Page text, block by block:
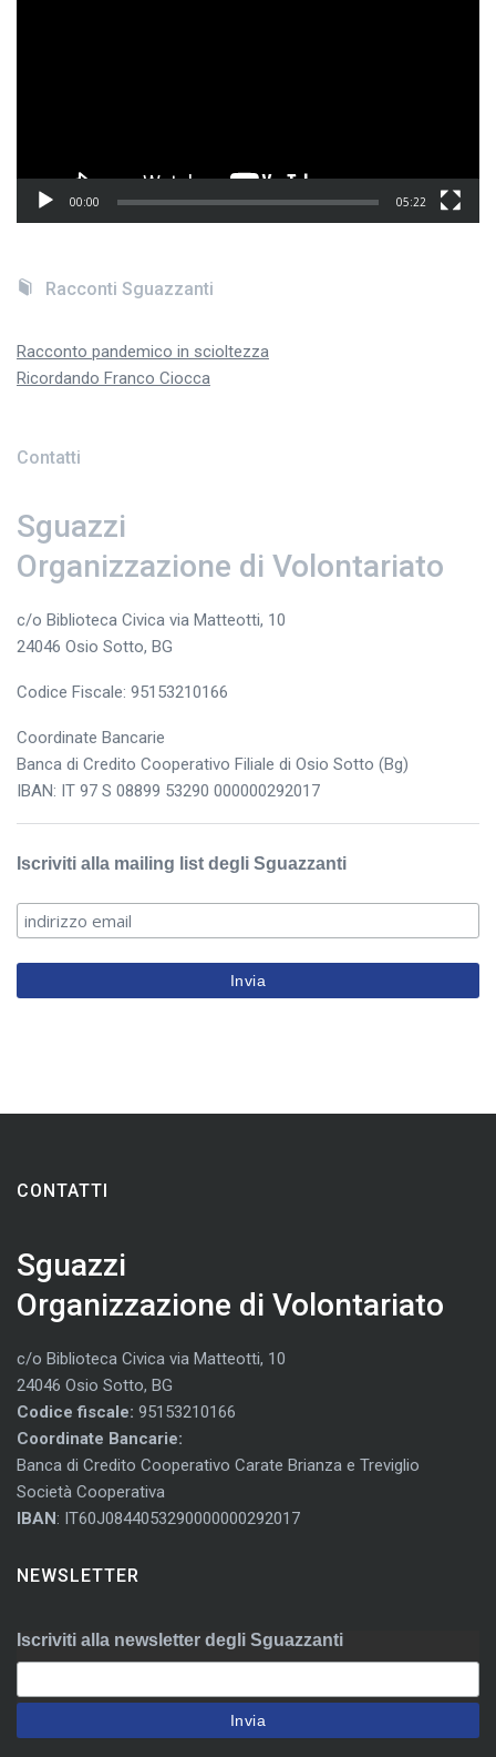
00:00 05:22
Racconti Sguazzanti
Racconto pandemico in scioltezza
Ricordando Franco Ciocca
Contatti
Sguazzi
Organizzazione di Volontariato
c/o Biblioteca Civica via Matteotti, 10
24046 Osio Sotto, BG
Codice Fiscale: 95153210166
Coordinate Bancarie
Banca di Credito Cooperativo Filiale di Osio Sotto (Bg)
IBAN: IT 97 S 08899 53290 000000292017
Iscriviti alla mailing list degli Sguazzanti
CONTATTI
Sguazzi
Organizzazione di Volontariato
c/o Biblioteca Civica via Matteotti, 10
24046 Osio Sotto, BG
Codice fiscale: 95153210166
Coordinate Bancarie:
Banca di Credito Cooperativo Carate Brianza e Treviglio
Società Cooperativa
IBAN: IT60J0844053290000000292017
NEWSLETTER
Iscriviti alla newsletter degli Sguazzanti